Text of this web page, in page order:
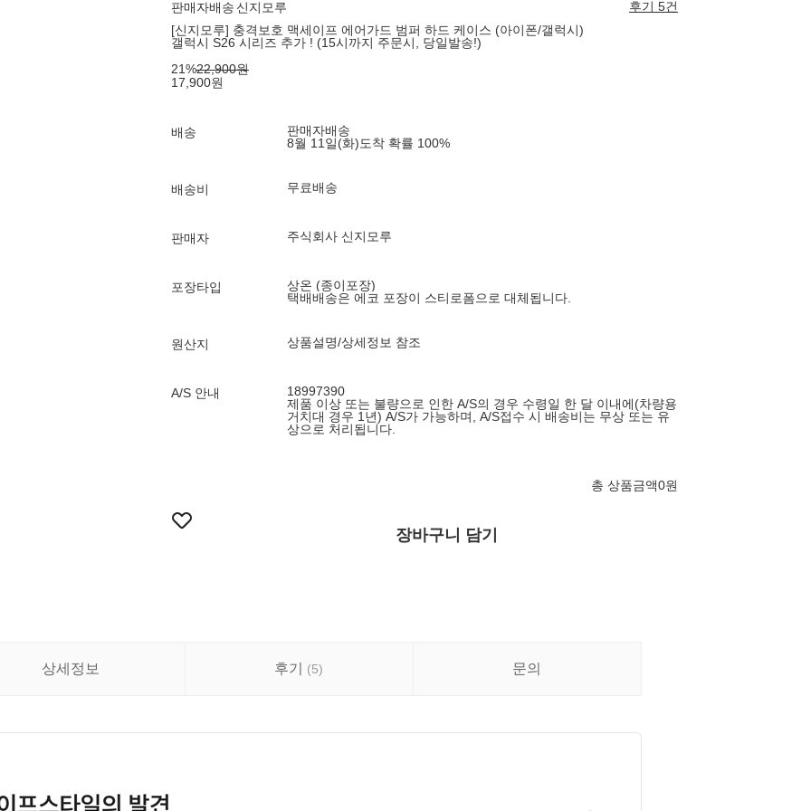
판매자배송 신지모루
후기 5건
[신지모루] 충격보호 맥세이프 에어가드 범퍼 하드 케이스 (아이폰/갤럭시)
갤럭시 S26 시리즈 추가 ! (15시까지 주문시, 당일발송!)
21%22,900원
17,900원
배송
판매자배송
8월 11일(화)도착 확률 100%
배송비 무료배송
판매자 주식회사 신지모루
포장타입
상온 (종이포장)
택배배송은 에코 포장이 스티로폼으로 대체됩니다.
원산지 상품설명/상세정보 참조
A/S 안내
18997390
제품 이상 또는 불량으로 인한 A/S의 경우 수령일 한 달 이내에(차량용
거치대 경우 1년) A/S가 가능하며, A/S접수 시 배송비는 무상 또는 유
상으로 처리됩니다.
총 상품금액0원
장바구니 담기
상세정보 후기 (5) 문의